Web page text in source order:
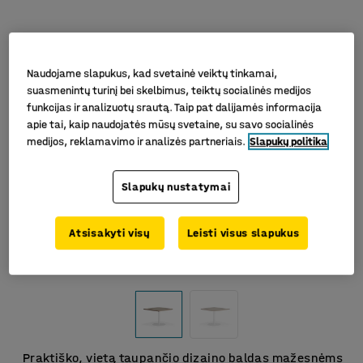
Praktiško, vietą taupančio dizaino baldas mažesnėms
Naudojame slapukus, kad svetainė veiktų tinkamai,
suasmenintų turinį bei skelbimus, teiktų socialinės medijos
funkcijas ir analizuotų srautą. Taip pat dalijamės informacija
apie tai, kaip naudojatės mūsų svetaine, su savo socialinės
medijos, reklamavimo ir analizės partneriais. Slapukų politika
Slapukų nustatymai
Atsisakyti visų Leisti visus slapukus